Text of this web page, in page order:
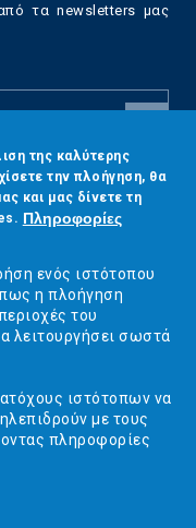
τα newsletters μας
της καλύτερης
την πλοήγηση, θα
και μας δίνετε τη
Πληροφορίες
ενός ιστότοπου
η πλοήγηση
του
λειτουργήσει σωστά
ιστότοπων να
με τους
πληροφορίες